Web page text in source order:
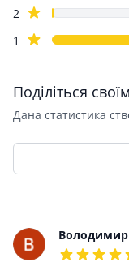
2 star reviews
1
star reviews
Поділіться
Дана статистика
Recent reviews